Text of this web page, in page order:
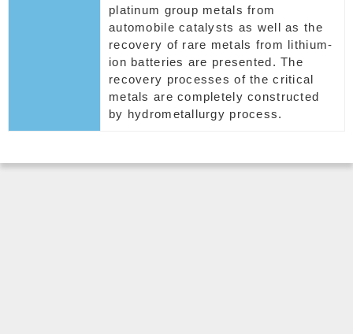
platinum group metals from
automobile catalysts as well as the
recovery of rare metals from lithium-
ion batteries are presented. The
recovery processes of the critical
metals are completely constructed
by hydrometallurgy process.